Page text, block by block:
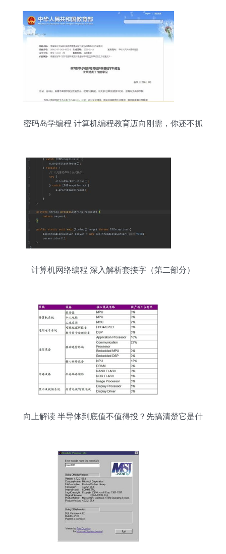
密码岛学编程 计算机编程教育迈向刚需，你还不抓
计算机网络编程 深入解析套接字（第二部分）
向上解读 半导体到底值不值得投？先搞清楚它是什